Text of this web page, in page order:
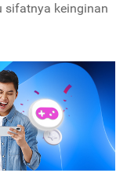
sifatnya keinginan